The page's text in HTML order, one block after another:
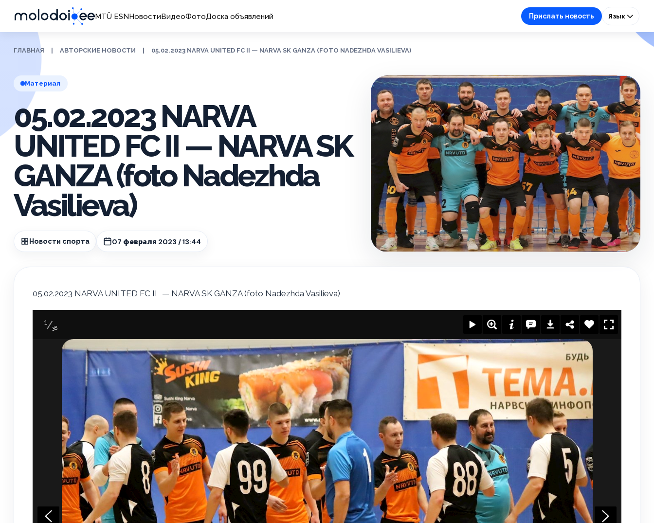
MTÜ ESNНовостиВидеоФотоДоска объявлений Прислать новость Язык
ГЛАВНАЯ АВТОРСКИЕ НОВОСТИ 05.02.2023 NARVA UNITED FC II — NARVA SK GANZA (FOTO NADEZHDA VASILIEVA)
Материал
05.02.2023 NARVA
UNITED FC II — NARVA SK
GANZA (foto Nadezhda
Vasilieva)
Новости спорта 07 февраля 2023 / 13:44
05.02.2023 NARVA UNITED FC II — NARVA SK GANZA (foto Nadezhda Vasilieva)
1
38